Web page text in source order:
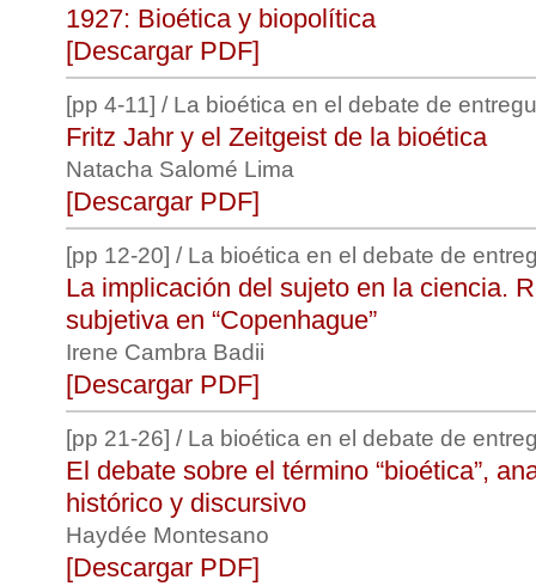
1927: Bioética y biopolítica
[Descargar PDF]
[pp 4-11] / La bioética en el debate de
Fritz Jahr y el Zeitgeist de la bioética
Natacha Salomé Lima
[Descargar PDF]
[pp 12-20] / La bioética en el debate de
La implicación del sujeto en la ciencia.
subjetiva en “Copenhague”
Irene Cambra Badii
[Descargar PDF]
[pp 21-26] / La bioética en el debate de
El debate sobre el término “bioética”,
histórico y discursivo
Haydée Montesano
[Descargar PDF]